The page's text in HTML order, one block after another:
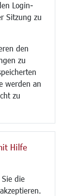
Login-
Sitzung zu
den
zu
werden an
zu
Hilfe
die